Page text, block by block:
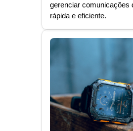
gerenciar comunicações
rápida e eficiente.